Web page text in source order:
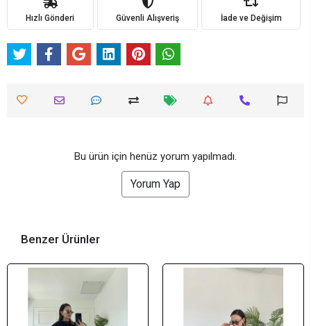
Hızlı Gönderi Güvenli Alışveriş İade ve Değişim
Bu ürün için henüz yorum yapılmadı.
Yorum Yap
Benzer Ürünler